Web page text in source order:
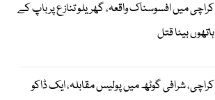
کراچی میں افسوسناک واقعہ، گھریلو تنازع پر باپ کے
ہاتھوں بیٹا قتل
کراچی، شرافی گوٹھ میں پولیس مقابلہ، ایک ڈاکو